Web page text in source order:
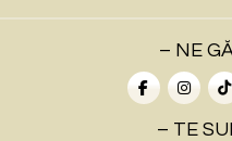
– NE
– TE